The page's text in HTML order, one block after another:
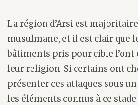
La région d’Arsi est
musulmane, et il est clair que
bâtiments pris pour cible l’ont
leur religion. Si certains ont
présenter ces attaques sous
les éléments connus à ce